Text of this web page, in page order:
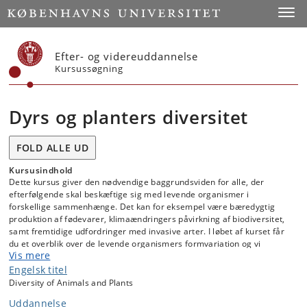
Start
Efter- og videreuddannelse
Kursussøgning
Dyrs og planters diversitet
FOLD ALLE UD
Kursusindhold
Dette kursus giver den nødvendige baggrundsviden for alle, der
efterfølgende skal beskæftige sig med levende organismer i
forskellige sammenhænge. Det kan for eksempel være bæredygtig
produktion af fødevarer, klimaændringers påvirkning af biodiversitet,
samt fremtidige udfordringer med invasive arter. I løbet af kurset får
du et overblik over de levende organismers formvariation og vi
gennemgår de principielle forskelle på Eubakterier, Archaea og
Eukaryoter. Vi karakteriserer de store grupper inden for Eukaryoter,
alger, svampe, dyr og planter. Derefter fokuserer vi på udvalgte
Vis mere
Engelsk titel
Diversity of Animals and Plants
Uddannelse